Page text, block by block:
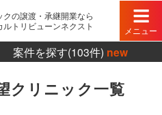
クの譲渡・承継開業なら
ルトリビューンネクスト
メニュー
案件を探す(103件) new
クリニック一覧